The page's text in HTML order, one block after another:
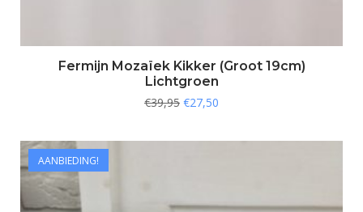
Fermijn Mozaïek Kikker (Groot 19cm)
Lichtgroen
€39,95 €27,50
AANBIEDING!